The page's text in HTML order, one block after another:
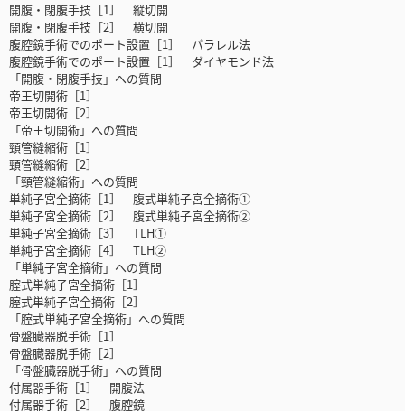
開腹・閉腹手技［1］ 縦切開
開腹・閉腹手技［2］ 横切開
腹腔鏡手術でのポート設置［1］ パラレル法
腹腔鏡手術でのポート設置［1］ ダイヤモンド法
「開腹・閉腹手技」への質問
帝王切開術［1］
帝王切開術［2］
「帝王切開術」への質問
頸管縫縮術［1］
頸管縫縮術［2］
「頸管縫縮術」への質問
単純子宮全摘術［1］ 腹式単純子宮全摘術①
単純子宮全摘術［2］ 腹式単純子宮全摘術②
単純子宮全摘術［3］ TLH①
単純子宮全摘術［4］ TLH②
「単純子宮全摘術」への質問
腟式単純子宮全摘術［1］
腟式単純子宮全摘術［2］
「腟式単純子宮全摘術」への質問
骨盤臓器脱手術［1］
骨盤臓器脱手術［2］
「骨盤臓器脱手術」への質問
付属器手術［1］ 開腹法
付属器手術［2］ 腹腔鏡